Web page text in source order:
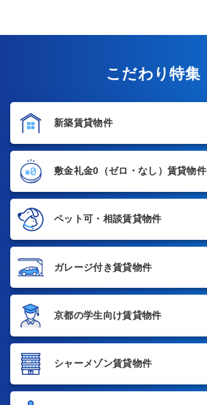
こだわり特集
新築賃貸物件
敷金礼金0 （ゼロ・なし）賃貸物件
ペット可・相談賃貸物件
ガレージ付き賃貸物件
京都の学生向け賃貸物件
シャーメゾン賃貸物件